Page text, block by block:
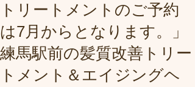
トリートメントのご予約
は7月からとなります。」
練馬駅前の髪質改善トリー
トメント＆エイジングヘ